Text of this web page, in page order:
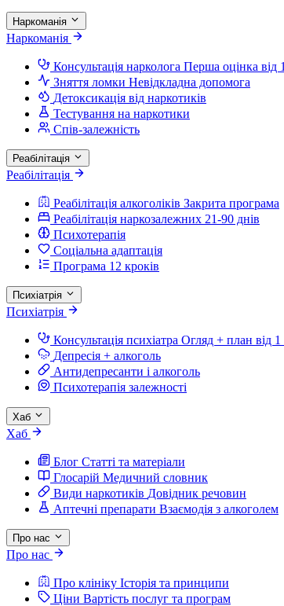
Наркоманія
Наркоманія
Консультація нарколога Перша оцінка від
Зняття ломки Невідкладна допомога
Детоксикація від наркотиків
Тестування на наркотики
Спів-залежність
Реабілітація
Реабілітація
Реабілітація алкоголіків Закрита програма
Реабілітація наркозалежних 21-90 днів
Психотерапія
Соціальна адаптація
Програма 12 кроків
Психіатрія
Психіатрія
Консультація психіатра Огляд + план від 1
Депресія + алкоголь
Антидепресанти і алкоголь
Психотерапія залежності
Хаб
Хаб
Блог Статті та матеріали
Глосарій Медичний словник
Види наркотиків Довідник речовин
Аптечні препарати Взаємодія з алкоголем
Про нас
Про нас
Про клініку Історія та принципи
Ціни Вартість послуг та програм